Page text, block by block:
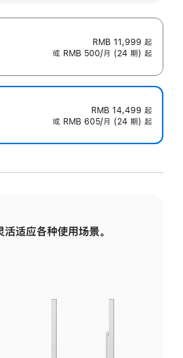
RMB 11,999 起
或 RMB 500/月 (24 期) 起
RMB 14,499 起
或 RMB 605/月 (24 期) 起
活适应各种使用场景。